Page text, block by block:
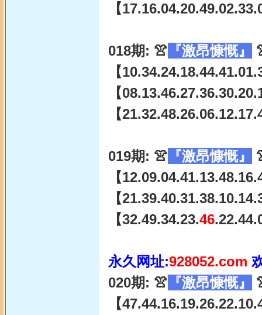
【
018期: 👚 『激昂慷慨』
【
【
【
019期: 👚 『激昂慷慨』
【
【
【32.49.34.23.46
永久网址:928052.com
020期: 👚 『激昂慷慨』
【